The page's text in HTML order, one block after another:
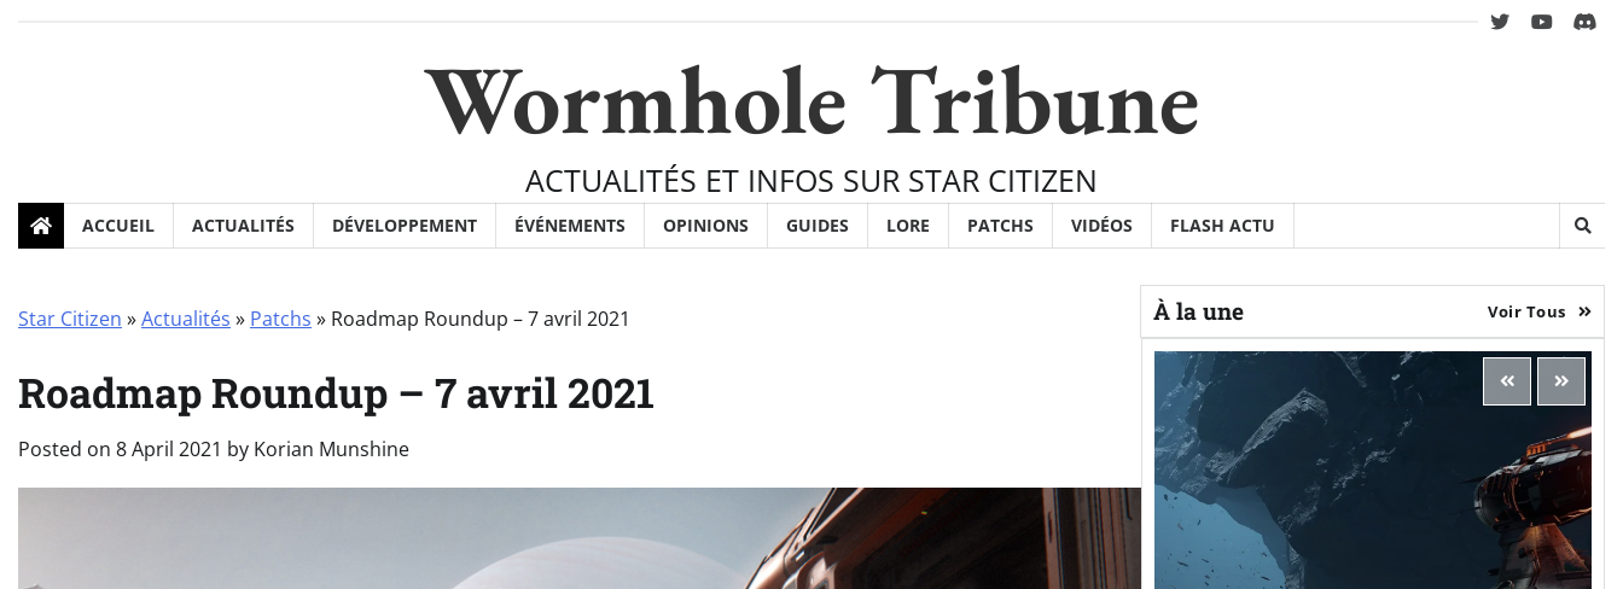
twitteryoutube
Wormhole Tribune
ACTUALITÉS ET INFOS SUR STAR CITIZEN
ACCUEIL ACTUALITÉS DÉVELOPPEMENT ÉVÉNEMENTS OPINIONS GUIDES LORE PATCHS VIDÉOS FLASH ACTU
Star Citizen »Actualités » Patchs » Roadmap Roundup – 7 avril 2021
Roadmap Roundup – 7 avril 2021
Posted on 8 April 2021 by Korian Munshine
À la une Voir Tous